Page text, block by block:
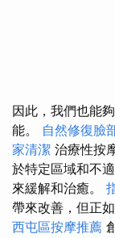
因此，我們也能
能。 自然修復臉
家清潔 治療性按
於特定區域和不適
來緩解和治癒。
帶來改善，但正
西屯區按摩推薦